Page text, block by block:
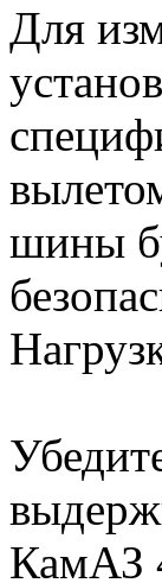
Для
шины
КамАЗ